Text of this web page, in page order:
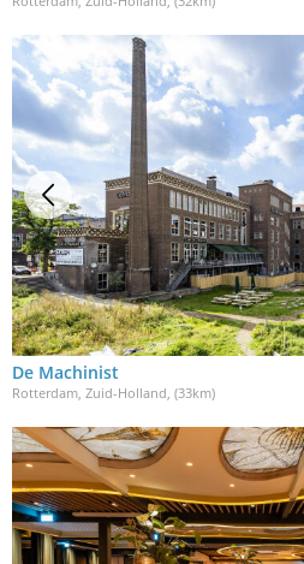
De Machinist
Rotterdam, Zuid-Holland, (33km)